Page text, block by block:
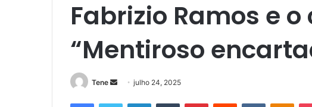
Fabrizio Ramos e
“Mentiroso
Tene
Mandejulho 24, 2025
FacebookTwitter LinkedinTumblr PinterestReddit VK OK